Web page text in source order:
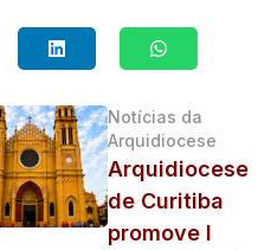
Notícias da
Arquidiocese
Arquidiocese
de Curitiba
promove I